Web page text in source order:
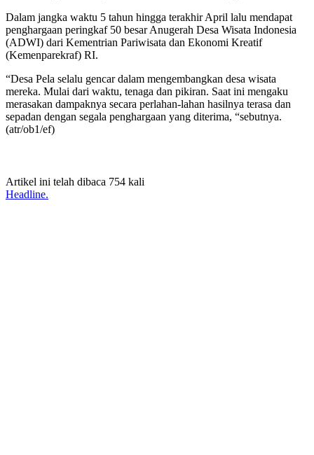
Dalam jangka waktu 5 tahun hingga terakhir April lalu mendapat
penghargaan peringkaf 50 besar Anugerah Desa Wisata Indonesia
(ADWI) dari Kementrian Pariwisata dan Ekonomi Kreatif
(Kemenparekraf) RI.
“Desa Pela selalu gencar dalam mengembangkan desa wisata
mereka. Mulai dari waktu, tenaga dan pikiran. Saat ini mengaku
merasakan dampaknya secara perlahan-lahan hasilnya terasa dan
sepadan dengan segala penghargaan yang diterima, “sebutnya.
(atr/ob1/ef)
Artikel ini telah dibaca 754 kali
Headline.